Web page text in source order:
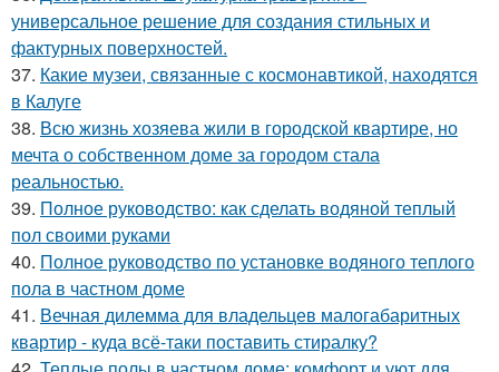
универсальное решение для создания стильных и
фактурных поверхностей.
37. Какие музеи, связанные с космонавтикой, находятся
в Калуге
38. Всю жизнь хозяева жили в городской квартире, но
мечта о собственном доме за городом стала
реальностью.
39. Полное руководство: как сделать водяной теплый
пол своими руками
40. Полное руководство по установке водяного теплого
пола в частном доме
41. Вечная дилемма для владельцев малогабаритных
квартир - куда всё-таки поставить стиралку?